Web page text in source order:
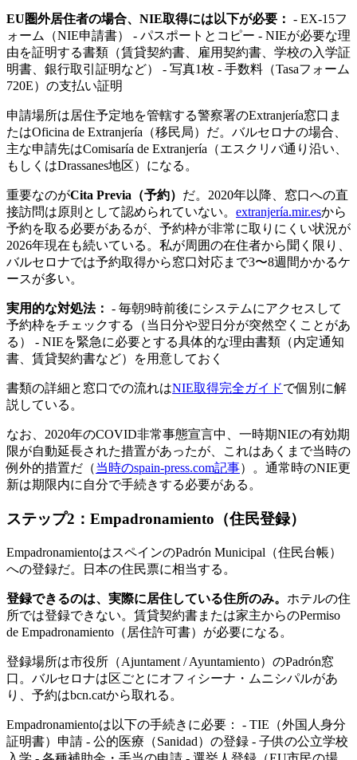
EU圏外居住者の場合、NIE取得には以下が必要： - EX-15フ
ォーム（NIE申請書） - パスポートとコピー - NIEが必要な理
由を証明する書類（賃貸契約書、雇用契約書、学校の入学証
明書、銀行取引証明など） - 写真1枚 - 手数料（Tasaフォーム
720E）の支払い証明
申請場所は居住予定地を管轄する警察署のExtranjería窓口ま
たはOficina de Extranjería（移民局）だ。バルセロナの場合、
主な申請先はComisaría de Extranjería（エスクリバ通り沿い、
もしくはDrassanes地区）になる。
重要なのがCita Previa（予約） だ。2020年以降、窓口への直
接訪問は原則として認められていない。 extranjería.mir.esから
予約を取る必要があるが、予約枠が非常に取りにくい状況が
2026年現在も続いている。私が周囲の在住者から聞く限り、
バルセロナでは予約取得から窓口対応まで3〜8週間かかるケ
ースが多い。
実用的な対処法： - 毎朝9時前後にシステムにアクセスして
予約枠をチェックする（当日分や翌日分が突然空くことがあ
る） - NIEを緊急に必要とする具体的な理由書類（内定通知
書、賃貸契約書など）を用意しておく
書類の詳細と窓口での流れはNIE取得完全ガイドで個別に解
説している。
なお、2020年のCOVID非常事態宣言中、一時期NIEの有効期
限が自動延長された措置があったが、これはあくまで当時の
例外的措置だ（当時のspain-press.com記事）。通常時のNIE更
新は期限内に自分で手続きする必要がある。
ステップ2：Empadronamiento（住民登録）
EmpadronamientoはスペインのPadrón Municipal（住民台帳）
への登録だ。日本の住民票に相当する。
登録できるのは、実際に居住している住所のみ。 ホテルの住
所では登録できない。賃貸契約書または家主からのPermiso
de Empadronamiento（居住許可書）が必要になる。
登録場所は市役所（Ajuntament / Ayuntamiento）のPadrón窓
口。バルセロナは区ごとにオフィシーナ・ムニシパルがあ
り、予約はbcn.catから取れる。
Empadronamientoは以下の手続きに必要： - TIE（外国人身分
証明書）申請 - 公的医療（Sanidad）の登録 - 子供の公立学校